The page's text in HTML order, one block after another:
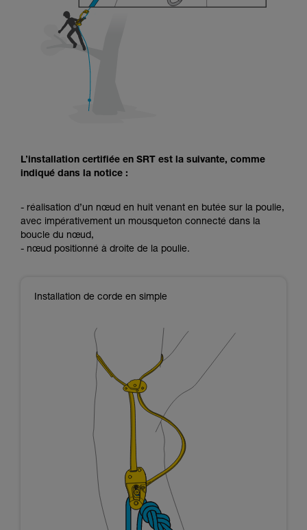
L’installation certifiée en SRT est la suivante, comme
indiqué dans la notice :
- réalisation d’un nœud en huit venant en butée sur la poulie,
avec impérativement un mousqueton connecté dans la
boucle du nœud,
- nœud positionné à droite de la poulie.
Installation de corde en simple